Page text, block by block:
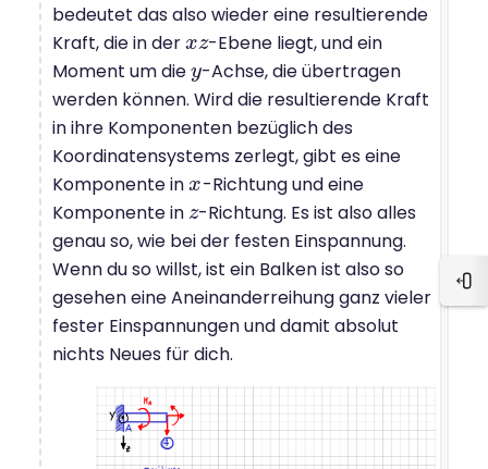
bedeutet das also wieder eine resultierende
Kraft, die in der xz
xz -Ebene liegt, und ein
Moment um die y
y-Achse, die übertragen
werden können. Wird die resultierende Kraft
in ihre Komponenten bezüglich des
Koordinatensystems zerlegt, gibt es eine
Komponente in x
x -Richtung und eine
Komponente in z
z-Richtung. Es ist also alles
genau so, wie bei der festen Einspannung.
Wenn du so willst, ist ein Balken ist also so
gesehen eine Aneinanderreihung ganz vieler
fester Einspannungen und damit absolut
nichts Neues für dich.